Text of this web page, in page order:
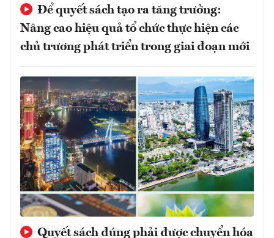
Để quyết sách tạo ra tăng trưởng:
Nâng cao hiệu quả tổ chức thực hiện các
chủ trương phát triển trong giai đoạn mới
Quyết sách đúng phải được chuyển hóa